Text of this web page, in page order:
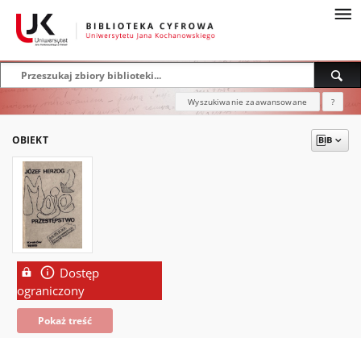
Wyszukiwanie zaawansowane ?
OBIEKT
Dostęp
ograniczony
Pokaż treść